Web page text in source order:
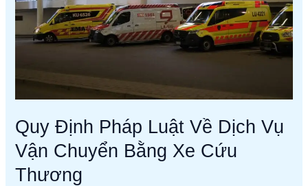
Quy Định Pháp Luật Về Dịch Vụ
Vận Chuyển Bằng Xe Cứu
Thương
Về
Dịch
Vụ
Chuyển
Cứu
Thương